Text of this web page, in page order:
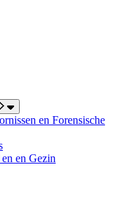
en Forensische
en Gezin